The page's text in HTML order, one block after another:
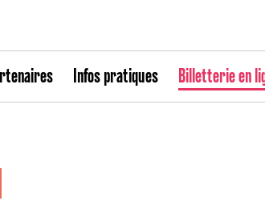
Infos pratiques Billetterie en